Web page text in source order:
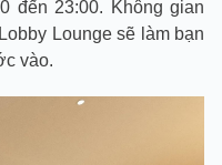
đến 23:00. Không gian
Lounge sẽ làm bạn
vào.